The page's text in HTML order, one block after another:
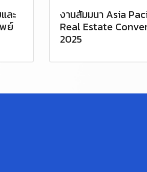
ละ
ย์
งานสัมมนา Asia
Real Estate
2025